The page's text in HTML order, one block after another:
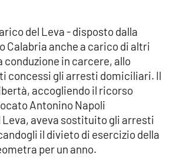
del Leva - disposto dalla
Calabria anche a carico di altri
conduzione in carcere, allo
concessi gli arresti domiciliari. Il
accogliendo il ricorso
Antonino Napoli
Leva, aveva sostituito gli arresti
il divieto di esercizio della
per un anno.